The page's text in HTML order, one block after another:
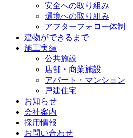
安全への取り組み
環境への取り組み
アフターフォロー体制
建物ができるまで
施工実績
公共施設
店舗・商業施設
アパート・マンション
戸建住宅
お知らせ
会社案内
採用情報
お問い合わせ